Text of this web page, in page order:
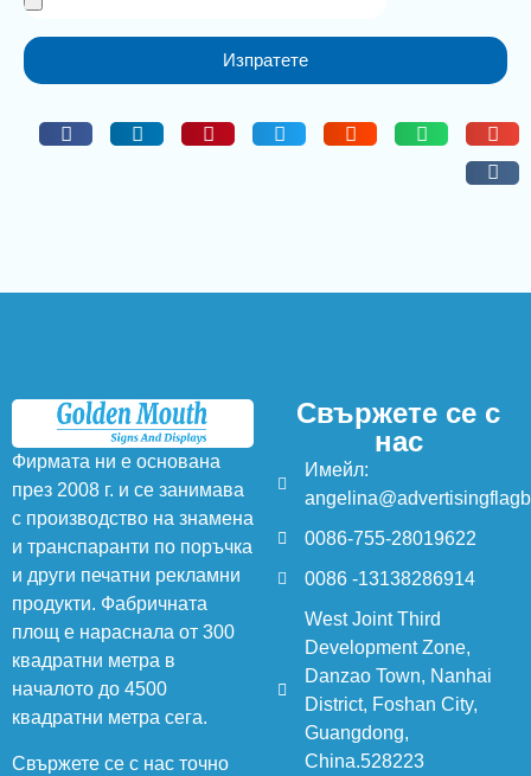
Изпратете
Фирмата ни е основана
през 2008 г. и се занимава
с производство на знамена
и транспаранти по поръчка
и други печатни рекламни
продукти. Фабричната
площ е нараснала от 300
квадратни метра в
началото до 4500
квадратни метра сега.
Свържете се с нас точно
Свържете се с
нас
Имейл:
0086-755-28019622
0086 -13138286914
West Joint Third
Development Zone,
Danzao Town, Nanhai
District, Foshan City,
Guangdong,
China.528223